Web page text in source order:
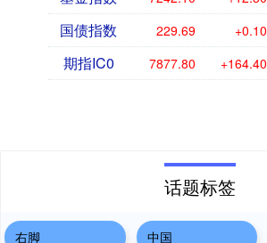
国债指数 229.69 +0.10
期指IC0 7877.80 +164.40
话题标签
右脚 中国